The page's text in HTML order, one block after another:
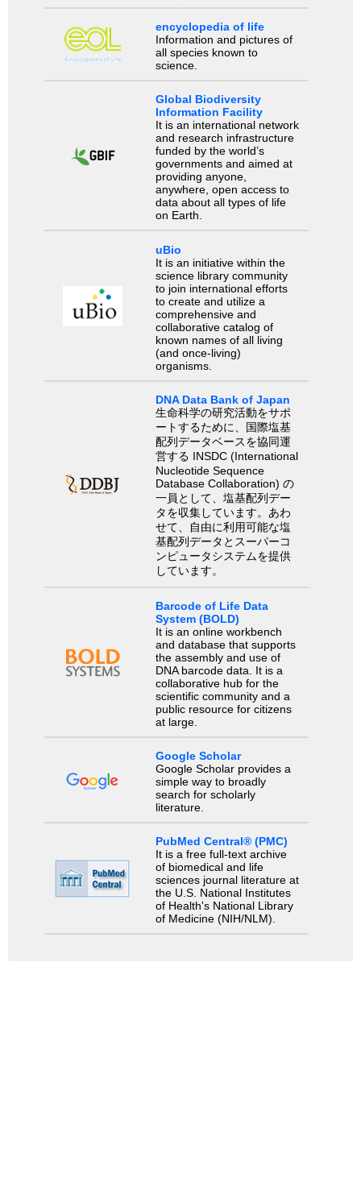
encyclopedia of life
Information and pictures of
all species known to
science.
Global Biodiversity
Information Facility
It is an international network
and research infrastructure
funded by the world’s
governments and aimed at
providing anyone,
anywhere, open access to
data about all types of life
on Earth.
uBio
It is an initiative within the
science library community
to join international efforts
to create and utilize a
comprehensive and
collaborative catalog of
known names of all living
(and once-living)
organisms.
DNA Data Bank of Japan
生命科学の研究活動をサポ
ートするために、国際塩基
配列データベースを協同運
営する INSDC (International
Nucleotide Sequence
Database Collaboration) の
一員として、塩基配列デー
タを収集しています。あわ
せて、自由に利用可能な塩
基配列データとスーパーコ
ンピュータシステムを提供
しています。
Barcode of Life Data
System (BOLD)
It is an online workbench
and database that supports
the assembly and use of
DNA barcode data. It is a
collaborative hub for the
scientific community and a
public resource for citizens
at large.
Google Scholar
Google Scholar provides a
simple way to broadly
search for scholarly
literature.
PubMed Central® (PMC)
It is a free full-text archive
of biomedical and life
sciences journal literature at
the U.S. National Institutes
of Health's National Library
of Medicine (NIH/NLM).